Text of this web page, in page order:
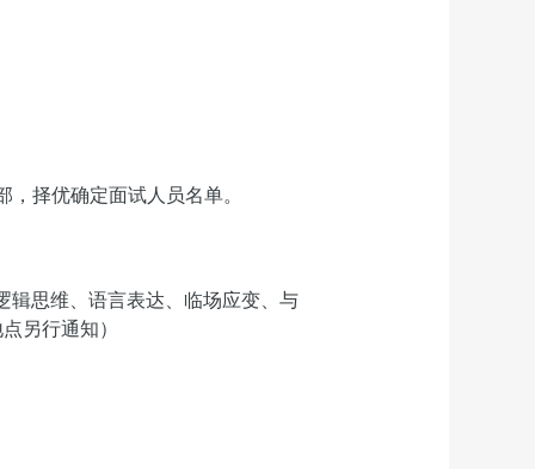
， 择优确定面试人员名单。
辑思维、语言表达、临场应变、与
另行通知）